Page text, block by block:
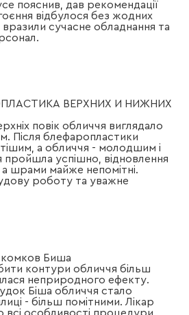
пояснив, дав рекомендації
відбулося без жодних
сучасне обладнання та
ВЕРХНИХ И НИЖНИХ
повік обличчя виглядало
Після блефаропластики
а обличчя - молодшим і
пройшла успішно, відновлення
шрами майже непомітні.
роботу та уважне
Биша
контури обличчя більш
неприродного ефекту.
Біша обличчя стало
- більш помітними. Лікар